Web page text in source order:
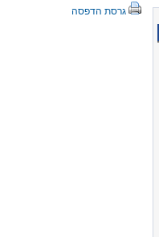
גרסת הדפסה